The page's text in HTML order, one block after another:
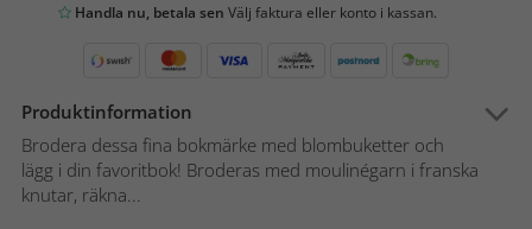
Handla nu, betala sen Välj faktura eller konto i kassan.
Produktinformation
Brodera dessa fina bokmärke med blombuketter och
lägg i din favoritbok! Broderas med moulinégarn i franska
knutar, räkna...